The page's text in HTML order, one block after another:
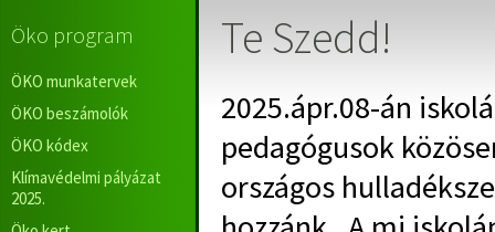
Öko program
ÖKO munkatervek
ÖKO beszámolók
ÖKO kódex
Klímavédelmi pályázat
2025.
Te Szedd!
2025.ápr.08-án
pedagógusok
országos